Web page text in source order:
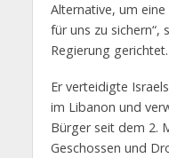
Alternative, um
für uns zu sichern“,
Regierung gerichtet.
Er verteidigte
im Libanon und
Bürger seit dem 2.
Geschossen und